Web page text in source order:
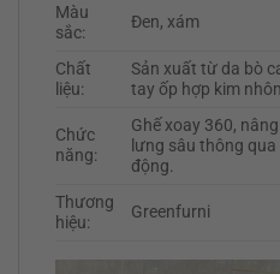
Màu
sắc:
Đen, xám
Chất
liệu:
Sản xuất từ da bò
tay ốp hợp kim
Chức
năng:
Ghế xoay 360,
lưng sâu thông
động.
Thương
hiệu:
Greenfurni